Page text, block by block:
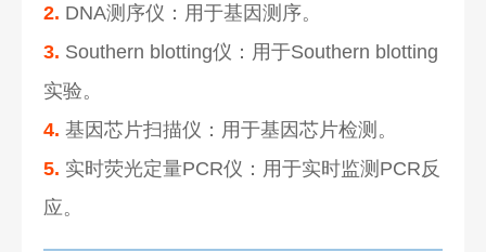
2. DNA测序仪：用于基因测序。
3. Southern blotting仪：用于Southern blotting
实验。
4. 基因芯片扫描仪：用于基因芯片检测。
5. 实时荧光定量PCR仪：用于实时监测PCR反
应。